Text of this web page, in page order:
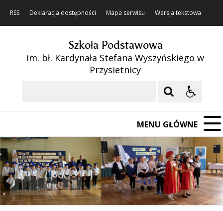
RSS Deklaracja dostępności Mapa serwisu Wersja tekstowa
Szkoła Podstawowa
im. bł. Kardynała Stefana Wyszyńskiego w
Przysietnicy
MENU GŁÓWNE
Poprzedni Element
Następny Element
❚❚